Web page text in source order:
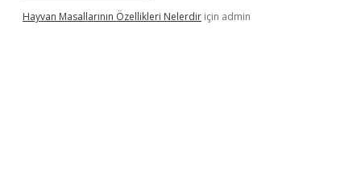
Hayvan Masallarının Özellikleri Nelerdir için admin